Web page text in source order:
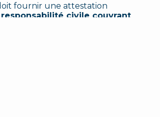
fournir une attestation
responsabilité civile couvrant